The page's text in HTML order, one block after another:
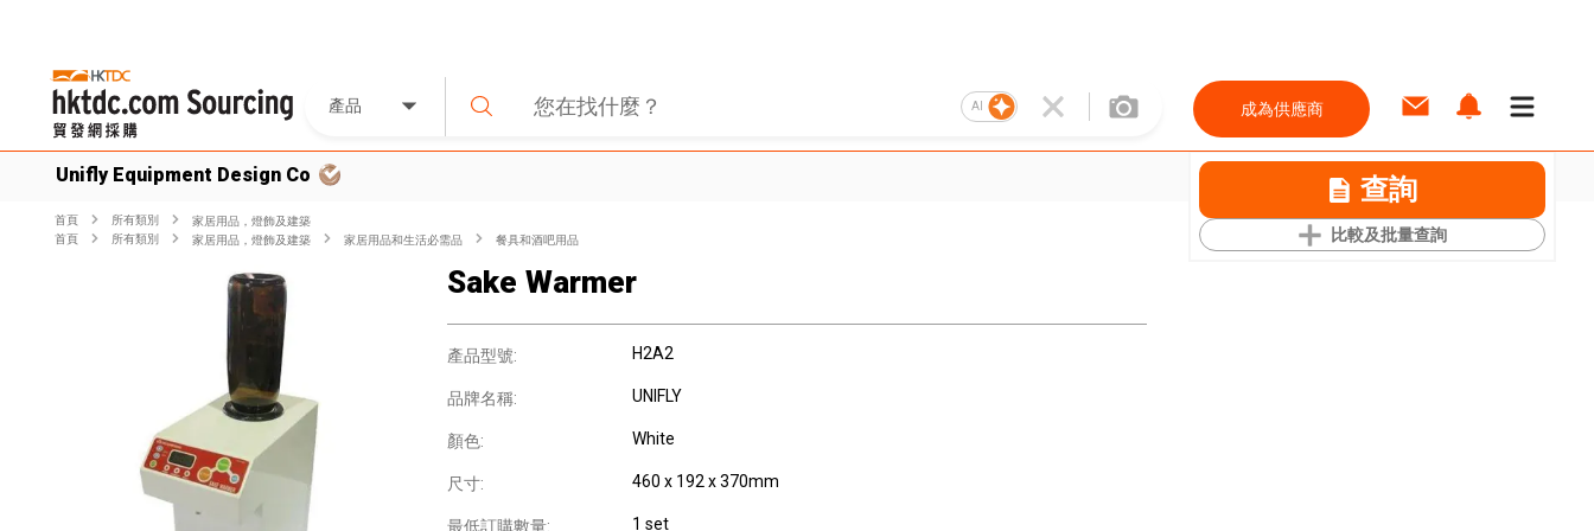
產品 AI 成為供應商
Unifly Equipment Design Co 查詢
比較及批量查詢
首頁 所有類別
家居用品，燈飾及建築
首頁
所有類別 家居用品，燈飾及建築 家居用品和生活必需品 餐具和酒吧用品
Sake Warmer
產品型號: H2A2
品牌名稱: UNIFLY
顏色: White
尺寸: 460 x 192 x 370mm
最低訂購數量: 1 set